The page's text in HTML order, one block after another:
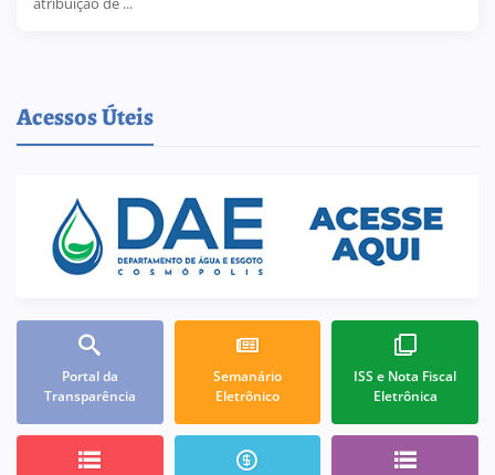
Acessos Úteis
Portal da
Transparência
Semanário
Eletrônico
ISS e Nota Fiscal
Eletrônica